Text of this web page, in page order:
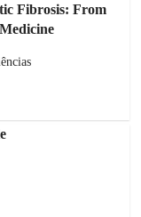
Fibrosis: From